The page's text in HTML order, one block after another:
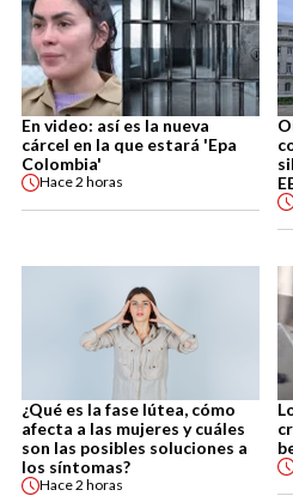
En video: así es la nueva
cárcel en la que estará 'Epa
Colombia'
Hace2 horas
¿Qué es la fase lútea, cómo
afecta a las mujeres y cuáles
son las posibles soluciones a
los síntomas?
Hace2 horas